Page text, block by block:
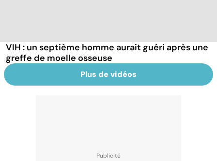
VIH : un septième homme aurait guéri après une
greffe de moelle osseuse
Plus de vidéos